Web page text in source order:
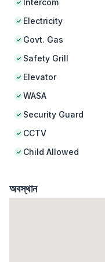
Intercom
Electricity
Govt. Gas
Safety Grill
Elevator
WASA
Security Guard
CCTV
Child Allowed
অবস্থান